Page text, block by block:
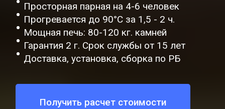
Просторная парная на 4-6 человек
Прогревается до 90°C за 1,5 - 2 ч.
Мощная печь: 80-120 кг. камней
Гарантия 2 г. Срок службы от 15 лет
Доставка, установка, сборка по РБ
Получить расчет стоимости